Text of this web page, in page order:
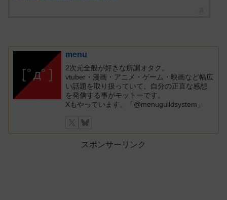
menu
2次元全般が好きな所謂オタク。
vtuber・漫画・アニメ・ゲーム・映画など幅広
い話題を取り扱っていて、自分の正直な感想
を発信する事がモットーです。
Xもやっています。「@menuguildsystem」
スポンサーリンク